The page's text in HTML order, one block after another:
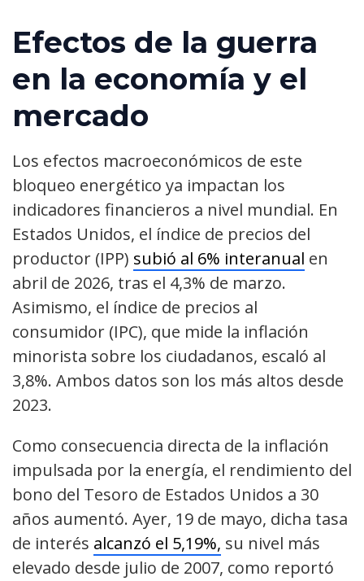
Efectos de la guerra
en la economía y el
mercado
Los efectos macroeconómicos de este
bloqueo energético ya impactan los
indicadores financieros a nivel mundial. En
Estados Unidos, el índice de precios del
productor (IPP) subió al 6% interanual en
abril de 2026, tras el 4,3% de marzo.
Asimismo, el índice de precios al
consumidor (IPC), que mide la inflación
minorista sobre los ciudadanos, escaló al
3,8%. Ambos datos son los más altos desde
2023.
Como consecuencia directa de la inflación
impulsada por la energía, el rendimiento del
bono del Tesoro de Estados Unidos a 30
años aumentó. Ayer, 19 de mayo, dicha tasa
de interés alcanzó el 5,19%, su nivel más
elevado desde julio de 2007, como reportó